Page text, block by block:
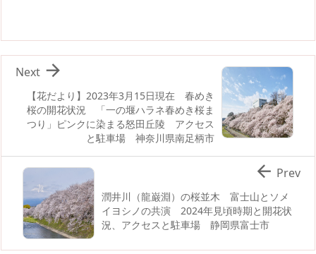
【花だより】2023年3月15日現在 春めき
桜の開花状況 「一の堰ハラネ春めき桜ま
つり」ピンクに染まる怒田丘陵 アクセス
と駐車場 神奈川県南足柄市

Next
潤井川（龍巌淵）の桜並木 富士山とソメ
イヨシノの共演 2024年見頃時期と開花状
況、アクセスと駐車場 静岡県富士市
 Prev